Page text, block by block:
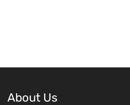
About Us